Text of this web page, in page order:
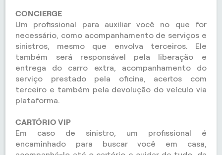
CONCIERGE
Um profissional para auxiliar você no que for
necessário, como acompanhamento de serviços e
sinistros, mesmo que envolva terceiros. Ele
também será responsável pela liberação e
entrega do carro extra, acompanhamento do
serviço prestado pela oficina, acertos com
terceiro e também pela devolução do veículo via
plataforma.
CARTÓRIO VIP
Em caso de sinistro, um profissional é
encaminhado para buscar você em casa,